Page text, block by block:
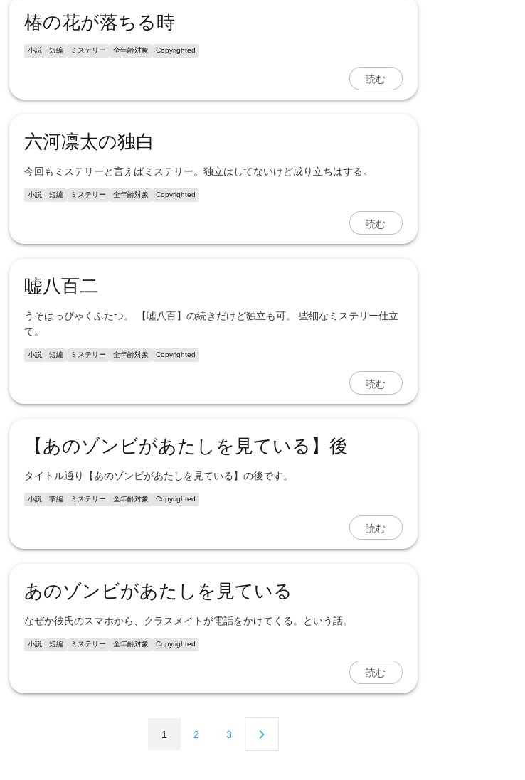
椿の花が落ちる時
小説 短編 ミステリー 全年齢対象 Copyrighted
読む
六河凛太の独白
今回もミステリーと言えばミステリー。独立はしてないけど成り立ちはする。
小説 短編 ミステリー 全年齢対象 Copyrighted
読む
嘘八百二
うそはっぴゃくふたつ。 【嘘八百】の続きだけど独立も可。 些細なミステリー仕立
て。
小説 短編 ミステリー 全年齢対象 Copyrighted
読む
【あのゾンビがあたしを見ている】後
タイトル通り【あのゾンビがあたしを見ている】の後です。
小説 掌編 ミステリー 全年齢対象 Copyrighted
読む
あのゾンビがあたしを見ている
なぜか彼氏のスマホから、クラスメイトが電話をかけてくる。という話。
小説 短編 ミステリー 全年齢対象 Copyrighted
読む
1 2 3